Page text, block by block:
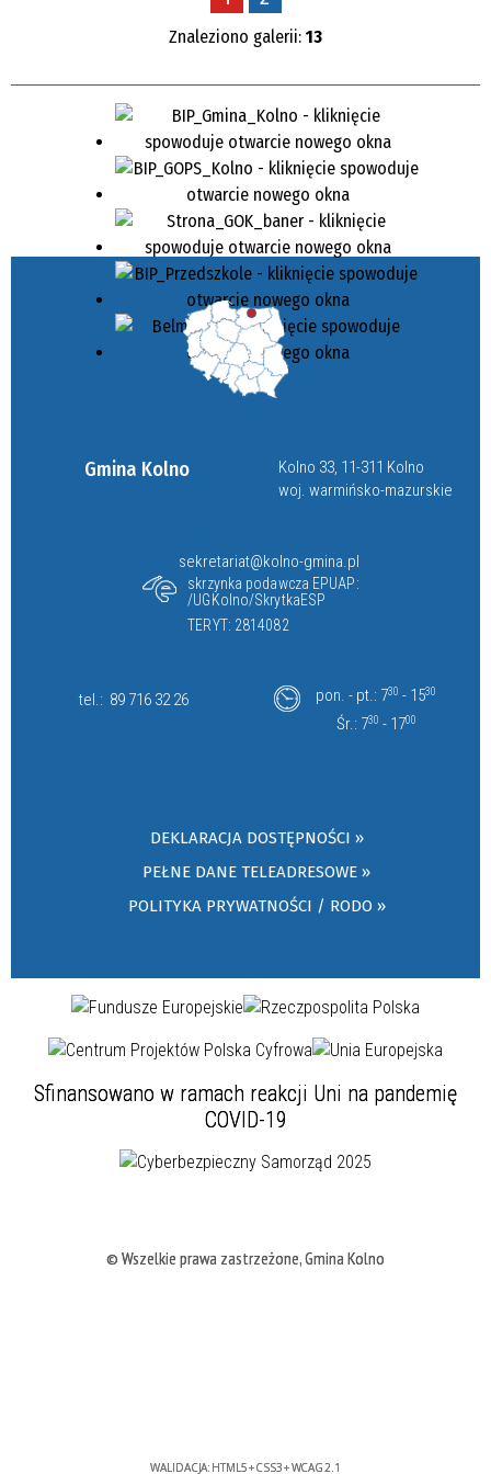
Znaleziono galerii: 13
Gmina Kolno
Kolno 33, 11-311 Kolno
woj. warmińsko-mazurskie
sekretariat@kolno-gmina.pl
skrzynka podawcza EPUAP:
/UGKolno/SkrytkaESP
TERYT: 2814082
tel.: 89 716 32 26 pon. - pt.: 730 - 1530
Śr.: 730 - 1700
DEKLARACJA DOSTĘPNOŚCI »
PEŁNE DANE TELEADRESOWE »
POLITYKA PRYWATNOŚCI / RODO »
Sfinansowano w ramach reakcji Uni na pandemię
COVID-19
© Wszelkie prawa zastrzeżone, Gmina Kolno
WALIDACJA: HTML5+CSS3+WCAG 2.1